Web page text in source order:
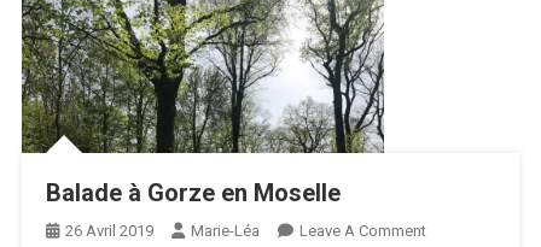
Balade à Gorze en Moselle
26 Avril 2019 Marie-Léa Leave A CommentOn